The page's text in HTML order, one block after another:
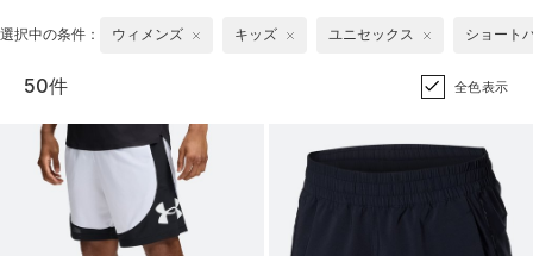
選択中の条件： ウィメンズ キッズ ユニセックス ショート
50件 全色表示